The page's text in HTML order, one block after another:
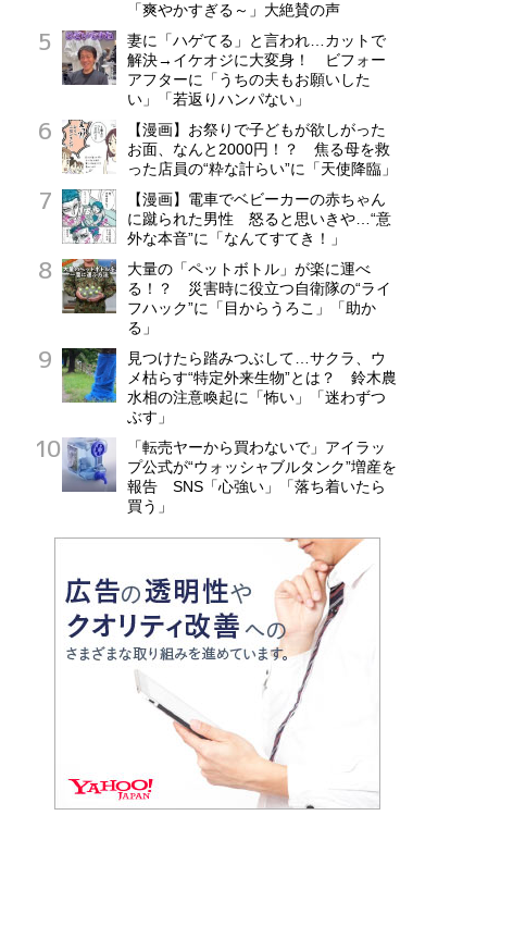
「爽やかすぎる～」大絶賛の声
妻に「ハゲてる」と言われ…カットで
解決→イケオジに大変身！ ビフォー
アフターに「うちの夫もお願いした
い」「若返りハンパない」
【漫画】お祭りで子どもが欲しがった
お面、なんと2000円！？ 焦る母を救
った店員の“粋な計らい”に「天使降臨」
【漫画】電車でベビーカーの赤ちゃん
に蹴られた男性 怒ると思いきや…“意
外な本音”に「なんてすてき！」
大量の「ペットボトル」が楽に運べ
る！？ 災害時に役立つ自衛隊の“ライ
フハック”に「目からうろこ」「助か
る」
見つけたら踏みつぶして…サクラ、ウ
メ枯らす“特定外来生物”とは？ 鈴木農
水相の注意喚起に「怖い」「迷わずつ
ぶす」
「転売ヤーから買わないで」アイラッ
プ公式が“ウォッシャブルタンク”増産を
報告 SNS「心強い」「落ち着いたら
買う」